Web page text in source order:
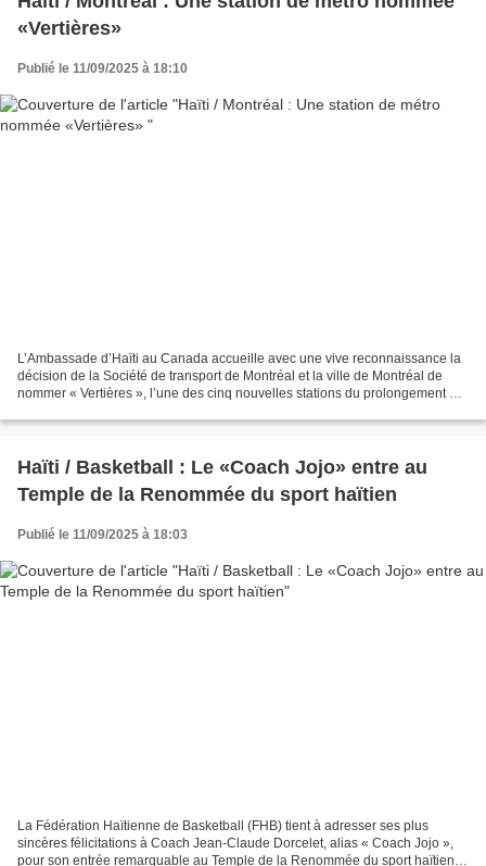
«Vertières»
Publié le 11/09/2025 à 18:10
L’Ambassade d’Haïti au Canada accueille avec une vive reconnaissance la
décision de la Société de transport de Montréal et la ville de Montréal de
nommer « Vertières », l’une des cinq nouvelles stations du prolongement de
Haïti / Basketball : Le «Coach Jojo» entre au
Temple de la Renommée du sport haïtien
Publié le 11/09/2025 à 18:03
La Fédération Haïtienne de Basketball (FHB) tient à adresser ses plus
sincères félicitations à Coach Jean-Claude Dorcelet, alias « Coach Jojo »,
pour son entrée remarquable au Temple de la Renommée du sport haïtien.